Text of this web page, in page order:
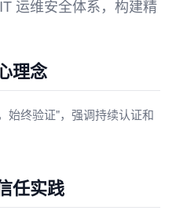
运维安全体系，构建精
理念
始终验证"，强调持续认证和
任实践